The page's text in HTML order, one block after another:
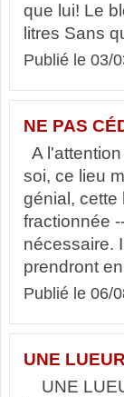
que lui! Le
litres Sans
Publié le 03/
NE PAS
A
soi, ce lieu
génial, cette
fractionnée
nécessaire.
prendront
Publié le 06/
UNE
UNE